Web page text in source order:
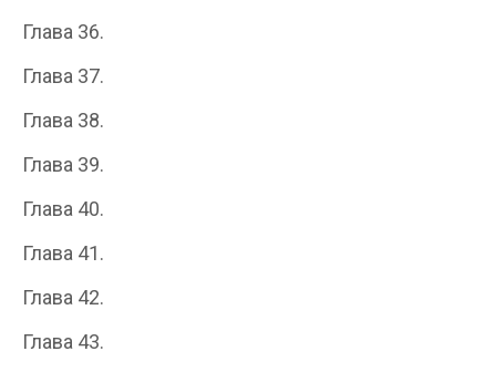
Глава 36.
Глава 37.
Глава 38.
Глава 39.
Глава 40.
Глава 41.
Глава 42.
Глава 43.